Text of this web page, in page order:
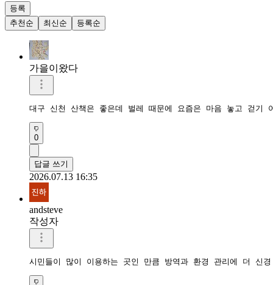
등록
추천순
최신순 등록순
가을이왔다
대구 신천 산책은 좋은데 벌레 때문에 요즘은 마음 놓고 걷기
0
답글 쓰기
2026.07.13 16:35
andsteve
작성자
시민들이 많이 이용하는 곳인 만큼 방역과 환경 관리에 더 신